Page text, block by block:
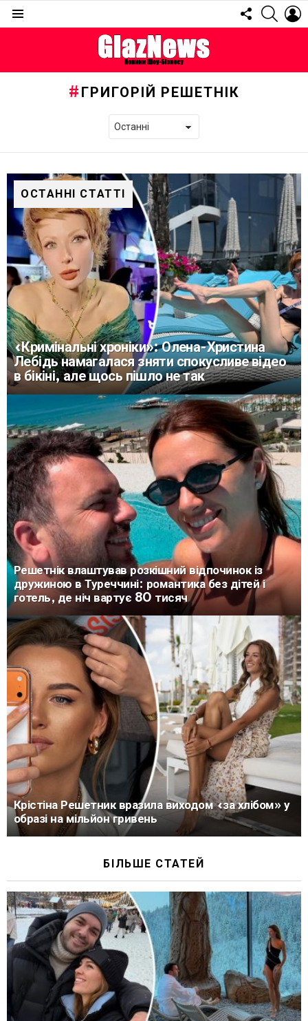
FOLLOW
US
ГРИГОРІЙ РЕШЕТНІК
ОСТАННІ СТАТТІ
«Кримінальні хроніки»: Олена-Христина
Лебідь намагалася зняти спокусливе відео
в бікіні, але щось пішло не так
Решетнік влаштував розкішний відпочинок із
дружиною в Туреччині: романтика без дітей і
готель, де ніч вартує 80 тисяч
Крістіна Решетник вразила виходом «за хлібом» у
образі на мільйон гривень
БІЛЬШЕ СТАТЕЙ